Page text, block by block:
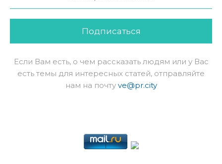
Подписаться
Если Вам есть, о чем рассказать людям или у Вас
есть темы для интересных статей, отправляйте
нам на почту ve@pr.city